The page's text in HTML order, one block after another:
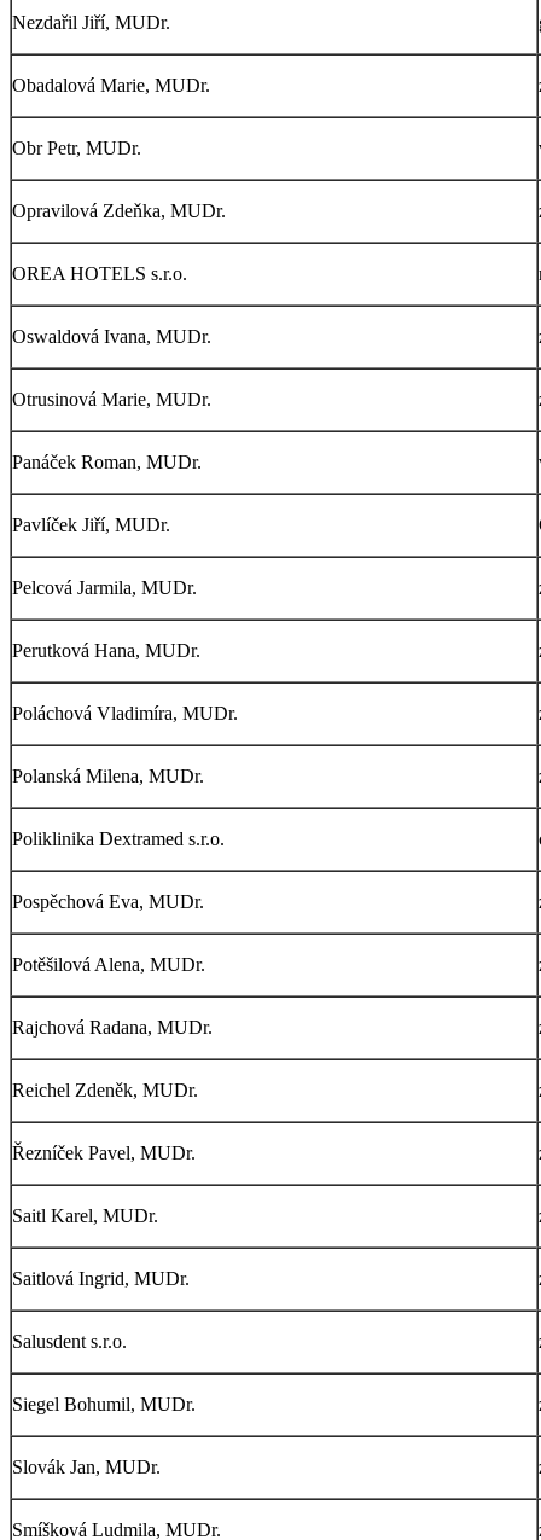
Nezdařil Jiří, MUDr.
Obadalová Marie, MUDr.
Obr Petr, MUDr.
Opravilová Zdeňka, MUDr.
OREA HOTELS s.r.o.
Oswaldová Ivana, MUDr.
Otrusinová Marie, MUDr.
Panáček Roman, MUDr.
Pavlíček Jiří, MUDr.
Pelcová Jarmila, MUDr.
Perutková Hana, MUDr.
Poláchová Vladimíra, MUDr.
Polanská Milena, MUDr.
Poliklinika Dextramed s.r.o.
Pospěchová Eva, MUDr.
Potěšilová Alena, MUDr.
Rajchová Radana, MUDr.
Reichel Zdeněk, MUDr.
Řezníček Pavel, MUDr.
Saitl Karel, MUDr.
Saitlová Ingrid, MUDr.
Salusdent s.r.o.
Siegel Bohumil, MUDr.
Slovák Jan, MUDr.
Smíšková Ludmila, MUDr.